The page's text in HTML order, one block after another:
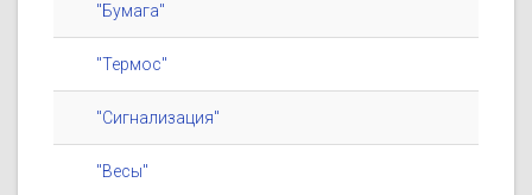
"Бумага"
"Термос"
"Сигнализация"
"Весы"